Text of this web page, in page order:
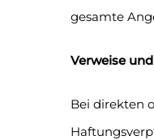
gesamte
Verweise
Bei direkten